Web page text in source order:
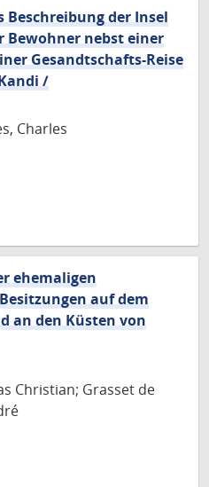
Beschreibung der Insel
Bewohner nebst einer
Gesandtschafts-Reise
/
Charles
ehemaligen
auf dem
an den Küsten von
Christian; Grasset de